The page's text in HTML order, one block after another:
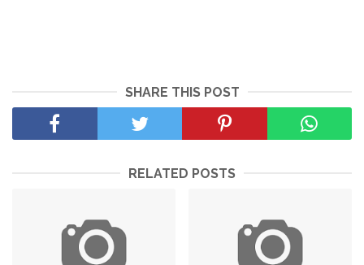
SHARE THIS POST
RELATED POSTS